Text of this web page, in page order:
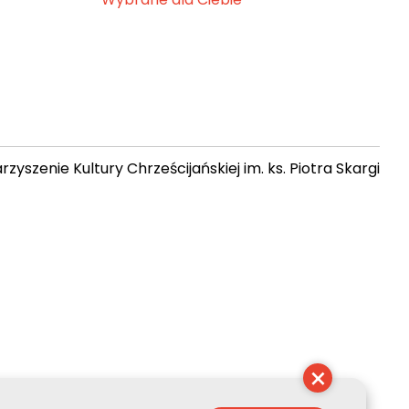
Kultury Chrześcijańskiej im. ks. Piotra Skargi
×